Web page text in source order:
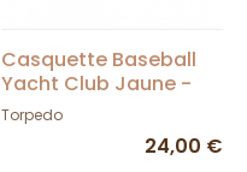
Casquette Baseball
Yacht Club Jaune -
Torpedo
Torpedo
24,00 €